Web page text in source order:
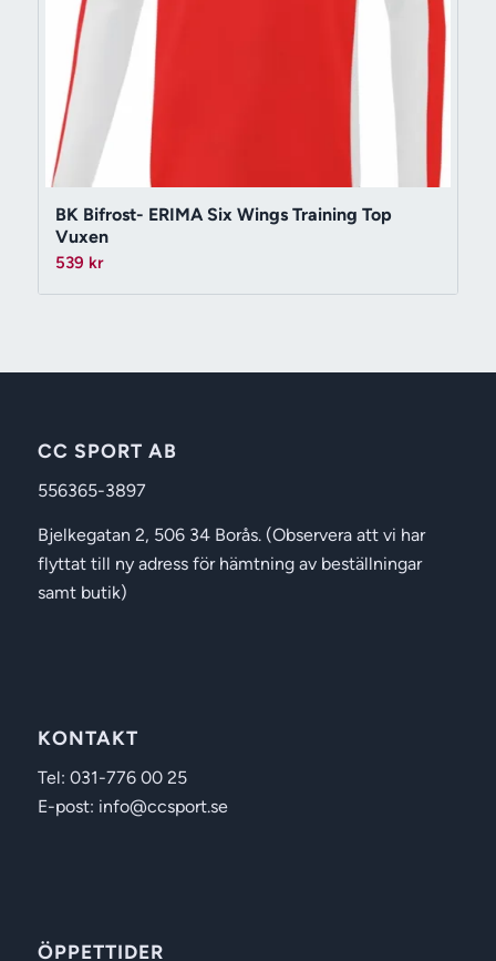
BK Bifrost- ERIMA Six Wings Training Top
Vuxen
539 kr
CC SPORT AB
556365-3897
Bjelkegatan 2, 506 34 Borås. (Observera att vi har
flyttat till ny adress för hämtning av beställningar
samt butik)
KONTAKT
Tel: 031-776 00 25
E-post: info@ccsport.se
ÖPPETTIDER